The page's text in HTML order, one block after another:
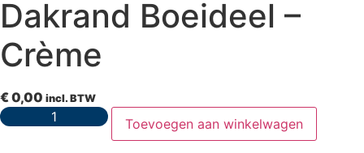
Dakrand Boeideel –
Crème
€0,00 incl. BTW
Kleurmonster
VinyPlus
Toevoegen aan winkelwagen